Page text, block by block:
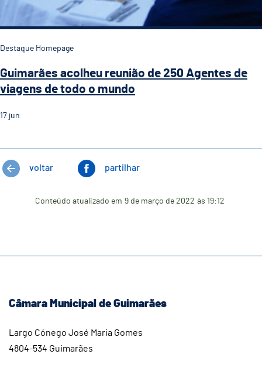
Destaque Homepage
Guimarães acolheu reunião de 250 Agentes de
viagens de todo o mundo
17 jun
voltar partilhar
Conteúdo atualizado em 9 de março de 2022 às 19:12
Câmara Municipal de Guimarães
Largo Cónego José Maria Gomes
4804-534 Guimarães